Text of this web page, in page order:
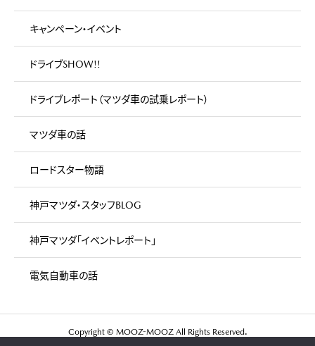
キャンペーン・イベント
ドライブSHOW!!
ドライブレポート（マツダ車の試乗レポート）
マツダ車の話
ロードスター物語
神戸マツダ・スタッフBLOG
神戸マツダ「イベントレポート」
電気自動車の話
Copyright © MOOZ-MOOZ All Rights Reserved.